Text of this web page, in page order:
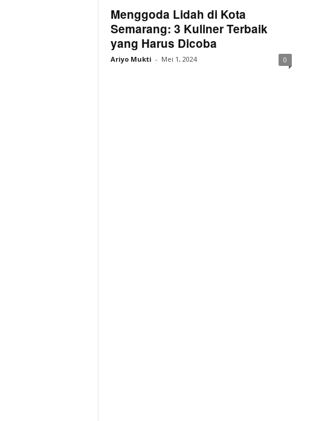
Menggoda Lidah di Kota
Semarang: 3 Kuliner Terbaik
yang Harus Dicoba
Ariyo Mukti - Mei 1, 2024 0